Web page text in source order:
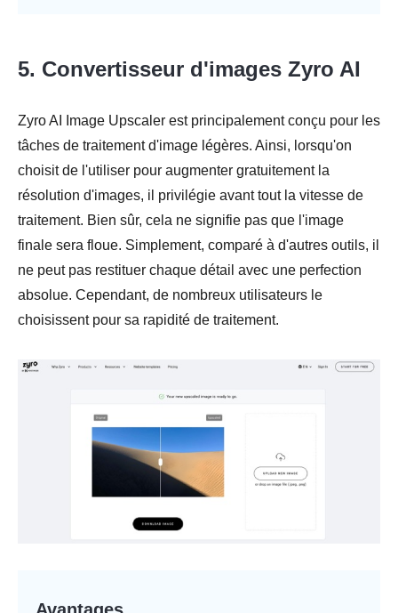
5. Convertisseur d'images Zyro AI
Zyro AI Image Upscaler est principalement conçu pour les
tâches de traitement d'image légères. Ainsi, lorsqu'on
choisit de l'utiliser pour augmenter gratuitement la
résolution d'images, il privilégie avant tout la vitesse de
traitement. Bien sûr, cela ne signifie pas que l'image
finale sera floue. Simplement, comparé à d'autres outils, il
ne peut pas restituer chaque détail avec une perfection
absolue. Cependant, de nombreux utilisateurs le
choisissent pour sa rapidité de traitement.